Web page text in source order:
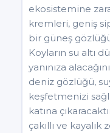
ekosistemine
kremleri, geniş
bir güneş
Koyların su altı
yanınıza
deniz gözlüğü,
keşfetmenizi
katına
çakıllı ve